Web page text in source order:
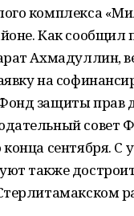
комплекса
Как сообщил
Ахмадуллин,
на
защиты прав
совет
сентября. С
также